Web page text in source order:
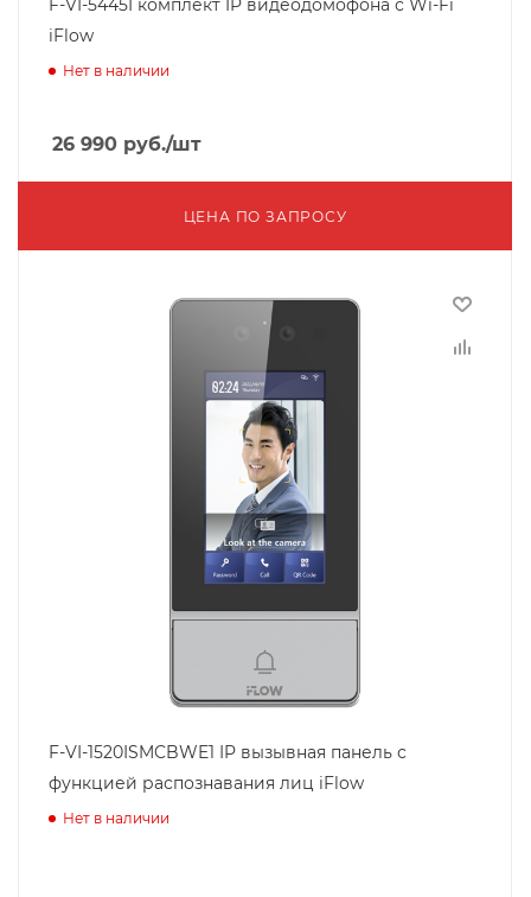
F-VI-5445I комплект IP видеодомофона с Wi-Fi
iFlow
Нет в наличии
26 990 руб./шт
ЦЕНА ПО ЗАПРОСУ
F-VI-1520ISMCBWE1 IP вызывная панель с
функцией распознавания лиц iFlow
Нет в наличии